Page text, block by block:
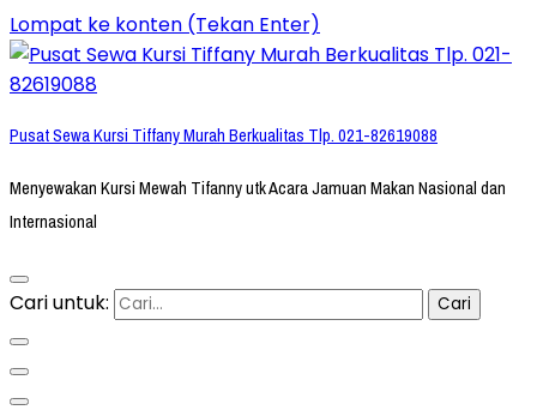
Lompat ke konten (Tekan Enter)
Pusat Sewa Kursi Tiffany Murah Berkualitas Tlp. 021-82619088
Menyewakan Kursi Mewah Tifanny utk Acara Jamuan Makan Nasional dan
Internasional
Cari untuk: